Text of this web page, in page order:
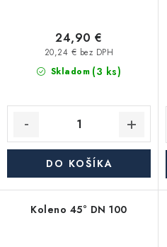
Skladom (3 ks)
20,24 € bez DPH
24,90 €
DO KOŠÍKA
Koleno 45° DN 100